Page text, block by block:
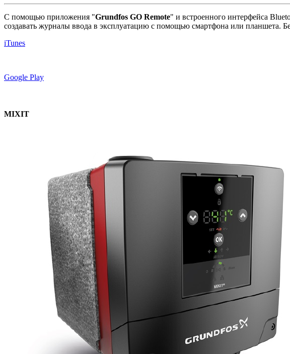
С помощью приложения "Grundfos GO Remote" и встроенного интерфейса
создавать журналы ввода в эксплуатацию с помощью смартфона или планшета.
iTunes
Google Play
MIXIT